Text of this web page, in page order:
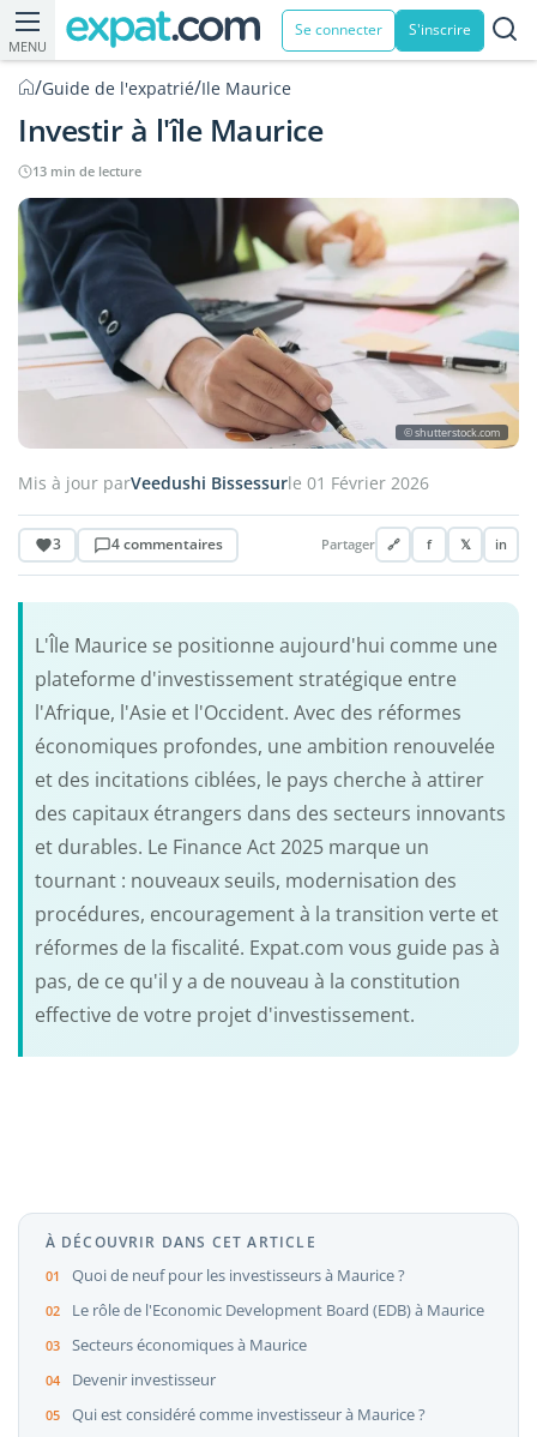
MENU
Se connecter S'inscrire
/Guide de l'expatrié/Ile Maurice
Investir à l'île Maurice
13 min de lecture
© shutterstock.com
Mis à jour parVeedushi Bissessurle 01 Février 2026
3 4 commentaires Partager 🔗 f 𝕏 in
L'Île Maurice se positionne aujourd'hui comme une
plateforme d'investissement stratégique entre
l'Afrique, l'Asie et l'Occident. Avec des réformes
économiques profondes, une ambition renouvelée
et des incitations ciblées, le pays cherche à attirer
des capitaux étrangers dans des secteurs innovants
et durables. Le Finance Act 2025 marque un
tournant : nouveaux seuils, modernisation des
procédures, encouragement à la transition verte et
réformes de la fiscalité. Expat.com vous guide pas à
pas, de ce qu'il y a de nouveau à la constitution
effective de votre projet d'investissement.
À DÉCOUVRIR DANS CET ARTICLE
Quoi de neuf pour les investisseurs à Maurice ?
Le rôle de l'Economic Development Board (EDB) à Maurice
Secteurs économiques à Maurice
Devenir investisseur
Qui est considéré comme investisseur à Maurice ?